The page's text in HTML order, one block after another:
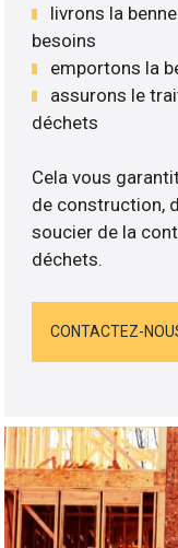
livrons la
besoins
emportons la
assurons le
déchets
Cela vous
de construction,
soucier de la
déchets.
CONTACTEZ-